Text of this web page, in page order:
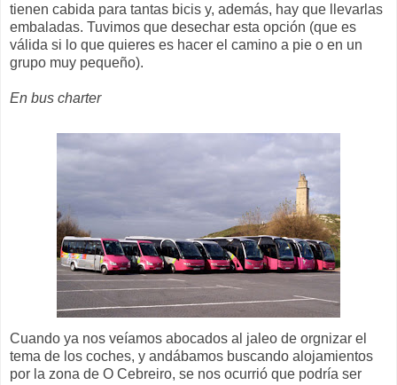
tienen cabida para tantas bicis y, además, hay que llevarlas
embaladas. Tuvimos que desechar esta opción (que es
válida si lo que quieres es hacer el camino a pie o en un
grupo muy pequeño).
En bus charter
Cuando ya nos veíamos abocados al jaleo de orgnizar el
tema de los coches, y andábamos buscando alojamientos
por la zona de O Cebreiro, se nos ocurrió que podría ser